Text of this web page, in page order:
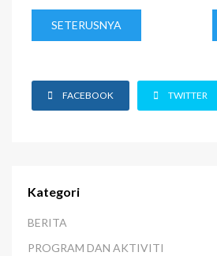
SETERUSNYA
FACEBOOK TWITTER
Kategori
BERITA
PROGRAM DAN AKTIVITI